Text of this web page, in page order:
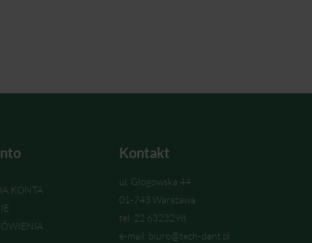
KONTA
Kontakt
ul. Głogowska 44
01-743 Warszawa
tel. 22 6323298
e-mail: biuro@tech-dent.pl